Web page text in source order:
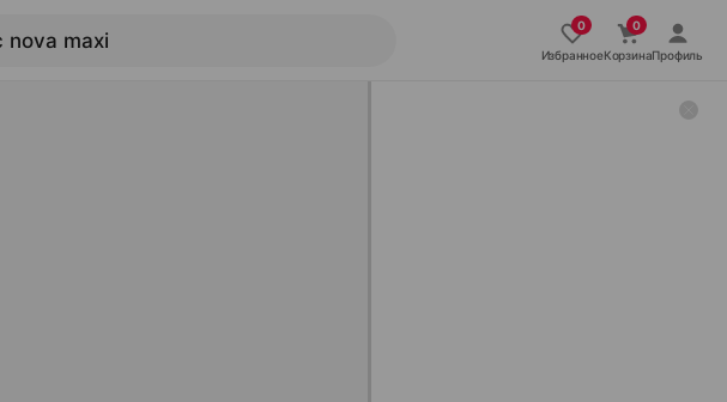
ИзбранноеКорзинаПрофиль